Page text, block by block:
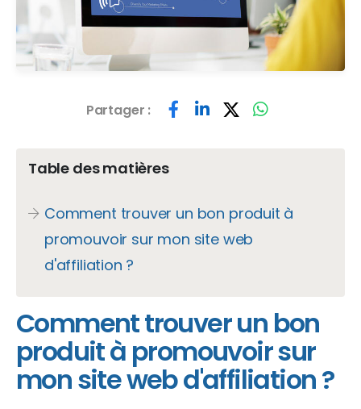
Partager :
Table des matières
Comment trouver un bon produit à
promouvoir sur mon site web
d'affiliation ?
Comment trouver un bon
produit à promouvoir sur
mon site web d'affiliation ?